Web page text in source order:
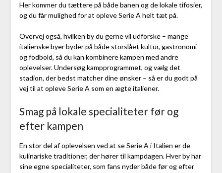
Her kommer du tættere på både banen og de lokale tifosier,
og du får mulighed for at opleve Serie A helt tæt på.
Overvej også, hvilken by du gerne vil udforske – mange
italienske byer byder på både storslået kultur, gastronomi
og fodbold, så du kan kombinere kampen med andre
oplevelser. Undersøg kampprogrammet, og vælg det
stadion, der bedst matcher dine ønsker – så er du godt på
vej til at opleve Serie A som en ægte italiener.
Smag på lokale specialiteter før og
efter kampen
En stor del af oplevelsen ved at se Serie A i Italien er de
kulinariske traditioner, der hører til kampdagen. Hver by har
sine egne specialiteter, som fans nyder både før og efter